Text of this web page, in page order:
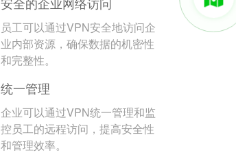
员工可以通过VPN安全地访问企
业内部资源，确保数据的机密性
和完整性。
统一管理
企业可以通过VPN统一管理和监
控员工的远程访问，提高安全性
和管理效率。